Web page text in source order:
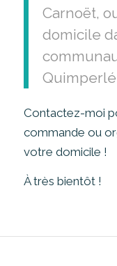
Carnoët,
domicile
Contactez-moi
commande ou
votre domicile !
À très bientôt !